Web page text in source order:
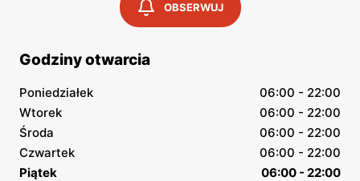
OBSERWUJ
Godziny otwarcia
Poniedziałek
06:00 - 22:00
Wtorek
06:00 - 22:00
Środa
06:00 - 22:00
Czwartek
06:00 - 22:00
Piątek
06:00 - 22:00